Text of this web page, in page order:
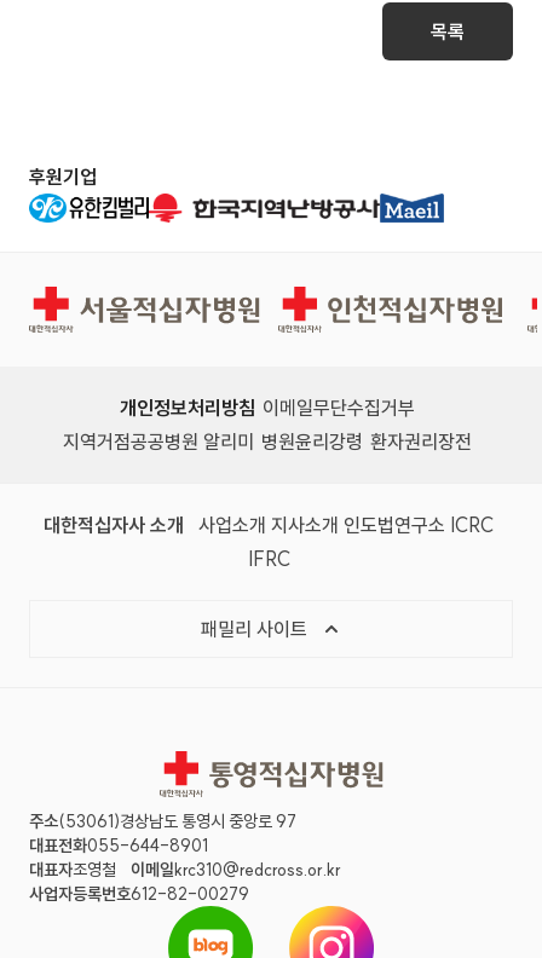
목록
후원기업
서울적십자병원 인천적십자병원
개인정보처리방침 이메일무단수집거부
지역거점공공병원 알리미
병원윤리강령 환자권리장전
대한적십자사 소개 사업소개 지사소개 인도법연구소 ICRC
IFRC
패밀리 사이트
통영적십자병원
주소(53061)경상남도 통영시 중앙로 97
대표전화055-644-8901
대표자조영철 이메일krc310@redcross.or.kr
사업자등록번호612-82-00279